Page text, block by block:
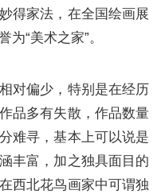
得家法，在全国绘画展
“美术之家”。
对偏少，特别是在经历
品多有失散，作品数量
难寻，基本上可以说是
丰富，加之独具面目的
西北花鸟画家中可谓独